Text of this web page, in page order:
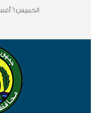
الخميس 6 أغسطس 2026, 12:44:28 ص